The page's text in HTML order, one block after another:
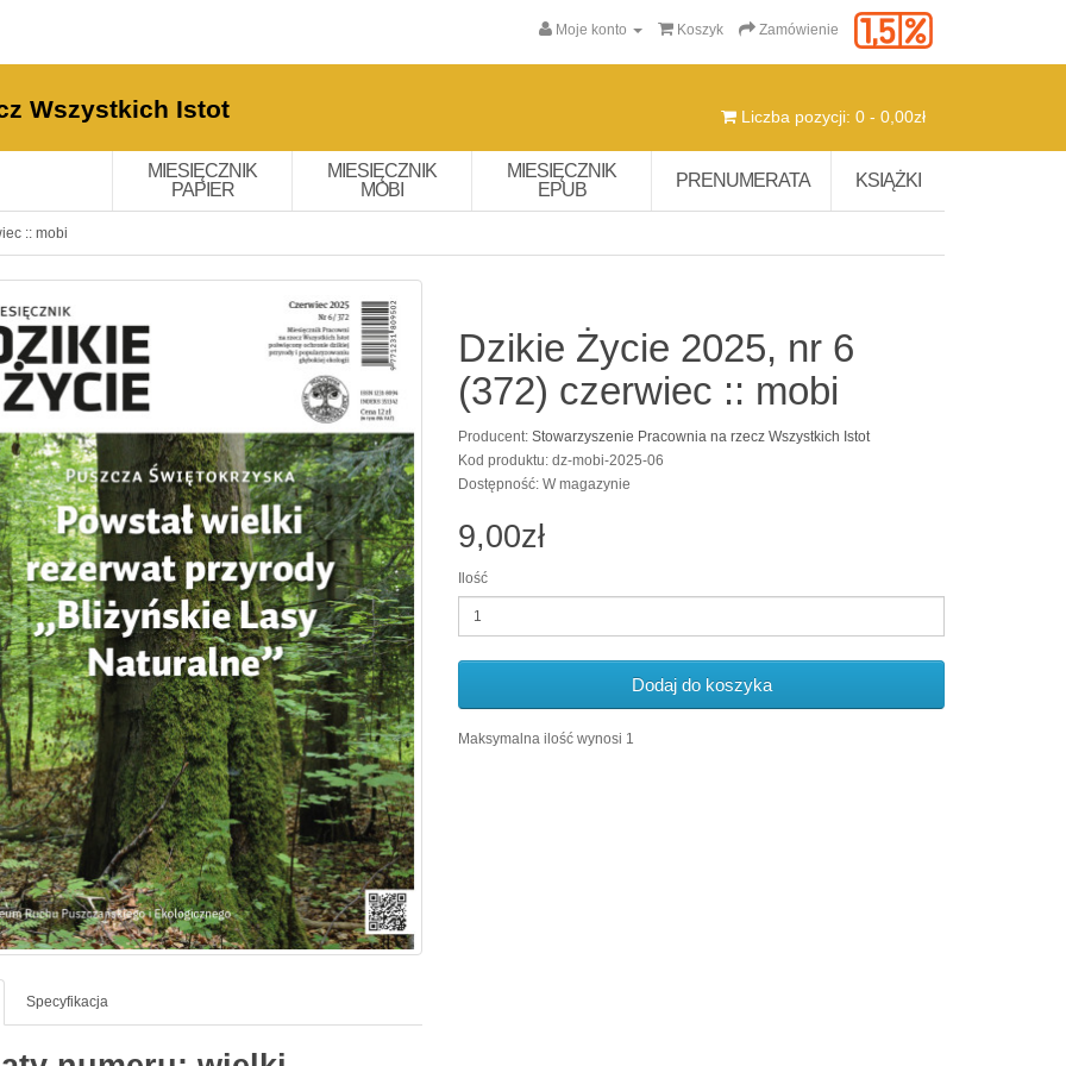
Moje konto Koszyk Zamówienie
Wszystkich Istot Liczba pozycji: 0 - 0,00zł
MIESIĘCZNIK
PAPIER
MIESIĘCZNIK
MOBI
MIESIĘCZNIK
EPUB
PRENUMERATA KSIĄŻKI
:: mobi
Specyfikacja
Dzikie Życie 2025, nr 6
(372) czerwiec :: mobi
Producent:Stowarzyszenie Pracownia na rzecz Wszystkich Istot
Kod produktu: dz-mobi-2025-06
Dostępność: W magazynie
9,00zł
Ilość
Dodaj do koszyka
Maksymalna ilość wynosi 1